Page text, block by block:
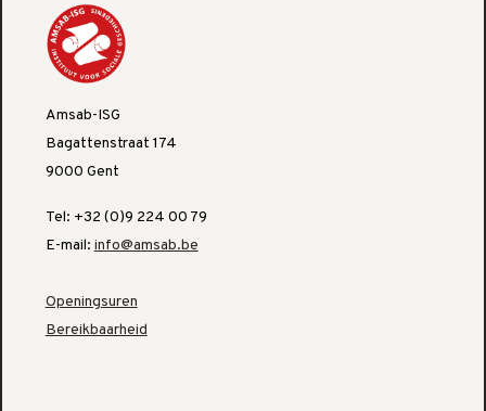
Amsab-ISG
Bagattenstraat 174
9000 Gent
Tel: +32 (0)9 224 00 79
E-mail: info@amsab.be
Openingsuren
Bereikbaarheid